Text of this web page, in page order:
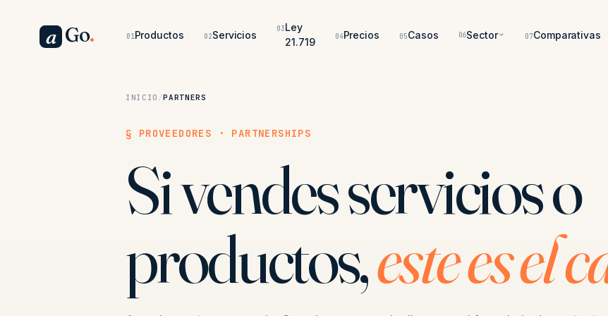
a Go. 01 Productos 02Servicios 03Ley
21.719
04Precios 05Casos 06Sector 07Comparativas
INICIO /PARTNERS
§ PROVEEDORES · PARTNERSHIPS
Si vendes servicios o
productos,este es el